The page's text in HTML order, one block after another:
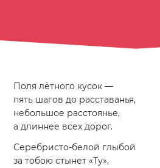
Поля лётного кусок —
пять шагов до расставанья,
небольшое расстоянье,
а длиннее всех дорог.
Серебристо-белой глыбой
за тобою стынет «Ту»,
МЕСТА